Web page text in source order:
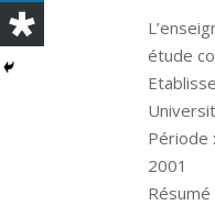
étude
Période :
2001
Résumé